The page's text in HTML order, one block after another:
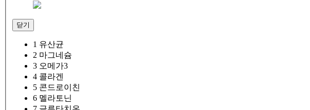
닫기
1 유산균
2 마그네슘
3 오메가3
4 콜라겐
5 콘드로이친
6 멜라토닌